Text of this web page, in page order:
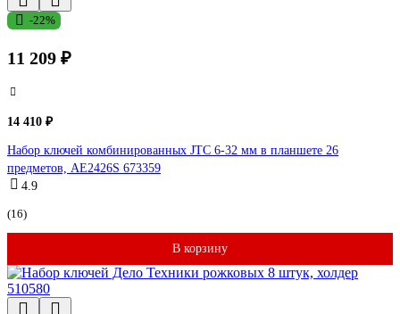
-22%
11 209 ₽
14 410 ₽
Набор ключей комбинированных JTC 6-32 мм в планшете 26
предметов, AE2426S 673359
4.9
(16)
В корзину